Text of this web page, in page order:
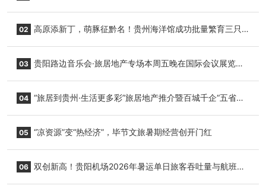
02 高原添新丁，萌豚征黔名！贵州海洋馆成功批量繁育三只
03 贵阳路边音乐会·旅居地产专场本周五晚在国际会议展览中
04 “旅居到贵州·生活更多彩”旅居地产推介暨百城千企“五省
05 “凉资源”变“热经济”，毕节文旅暑期经营创开门红
06 双创新高！贵阳机场2026年暑运单日旅客吞吐量与航班起